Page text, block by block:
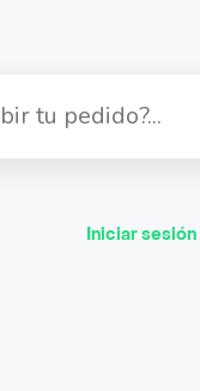
Iniciar sesión